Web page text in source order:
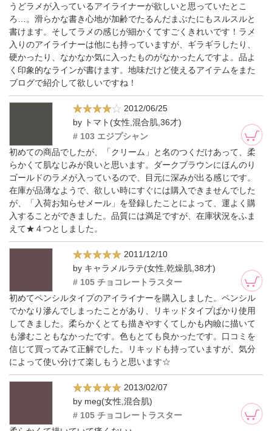
うどラメが入っているアイライナーが欲しいと思っていたとこ
ろ…。滑らかな書き心地が加齢でたるんだまぶたにもスルスルと
書けます。そしてラメの感じが細かくてすごくきれいです！ラメ
入りのアイライナーは他にも持っていますが、ギラギラしたり、
硬かったり、なかなか気に入ったものがなかったんですよ。品よ
く印象的なラインが書けます。地味だけど使えるアイテムをまた
ブログで紹介して欲しいですね！
2012/06/25
by トマト(女性,混合肌,36才)
# 103 エジプシャン
初めての商品でしたが、「クリーム」と名のつくだけあって、柔
らかくて肌なじみが良いと思います。ダークブラウンにほんのり
ゴールドのラメが入っているので、目元に深みが出る感じです。
在庫が品薄なようで、欲しい時にすぐには購入できませんでした
が、「入荷お知らせメール」を登録したことによって、運よく購
入することができました。品質には満足ですが、在庫状況をふま
えて★４つとしました。
2011/12/10
by キャラメルラテ(女性,乾燥肌,38才)
# 105 チョコレートラスター
初めてペンシルタイプのアイライナーを購入しました。ペンシル
でかなり滲んでしまったことがあり、リキッドタイプばかり使用
してきました。柔らかくとても描きやすくてしかも内瞼に描いて
も滲むこともなかったです。色もとても良かったです。口コミを
信じて買ってみて正解でした。リキッドも持っていますが、気分
によって使い分けて楽しもうと思います☆
2013/02/07
by meg(女性,混合肌)
# 105 チョコレートラスター